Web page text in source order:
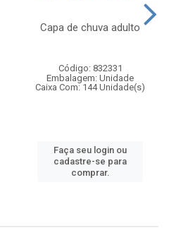
Capa de chuva adulto
Código: 832331
Embalagem: Unidade
Caixa Com: 144 Unidade(s)
Faça seu login ou
cadastre-se para
comprar.